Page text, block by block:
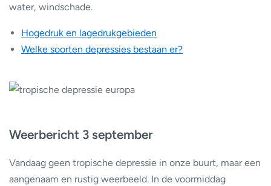
water, windschade.
Hogedruk en lagedrukgebieden
Welke soorten depressies bestaan er?
Weerbericht 3 september
Vandaag geen tropische depressie in onze buurt, maar een
aangenaam en rustig weerbeeld. In de voormiddag